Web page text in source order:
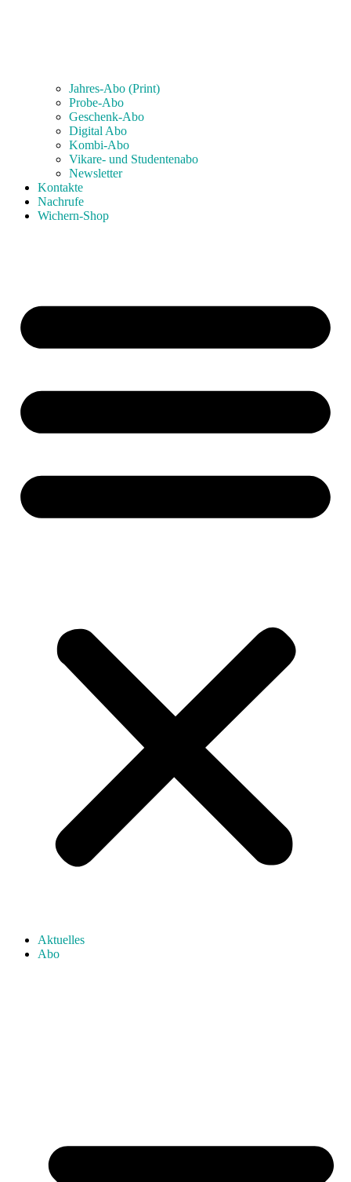
Jahres-Abo (Print)
Probe-Abo
Geschenk-Abo
Digital Abo
Kombi-Abo
Vikare- und Studentenabo
Newsletter
Kontakte
Nachrufe
Wichern-Shop
Aktuelles
Abo